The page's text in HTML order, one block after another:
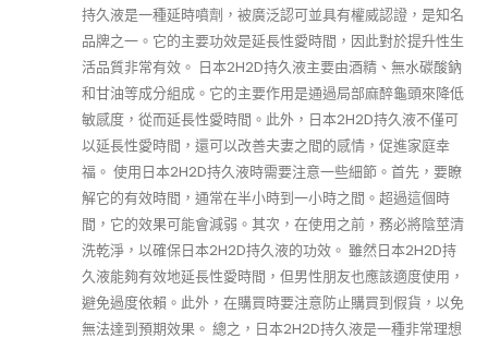
持久液是一種延時噴劑，被廣泛認可並具有權威認證，是知名
品牌之一。它的主要功效是延長性愛時間，因此對於提升性生
活品質非常有效。 日本2H2D持久液主要由酒精、無水碳酸鈉
和甘油等成分組成。它的主要作用是通過局部麻醉龜頭來降低
敏感度，從而延長性愛時間。此外，日本2H2D持久液不僅可
以延長性愛時間，還可以改善夫妻之間的感情，促進家庭幸
福。 使用日本2H2D持久液時需要注意一些細節。首先，要瞭
解它的有效時間，通常在半小時到一小時之間。超過這個時
間，它的效果可能會減弱。其次，在使用之前，務必將陰莖清
洗乾淨，以確保日本2H2D持久液的功效。 雖然日本2H2D持
久液能夠有效地延長性愛時間，但男性朋友也應該適度使用，
避免過度依賴。此外，在購買時要注意防止購買到假貨，以免
無法達到預期效果。 總之，日本2H2D持久液是一種非常理想